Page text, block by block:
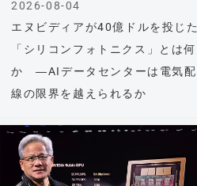
エヌビディアが40億ドルを投じた
「シリコンフォトニクス」とは何
か ―AIデータセンターは電気配
線の限界を越えられるか
2026-08-04